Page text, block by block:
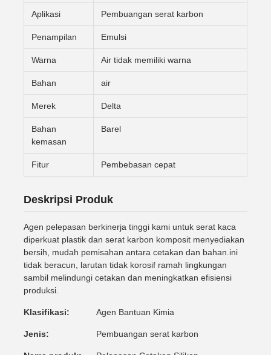
Aplikasi Pembuangan serat karbon
Penampilan Emulsi
Warna Air tidak memiliki warna
Bahan air
Merek Delta
Bahan
kemasan
Barel
Fitur Pembebasan cepat
Deskripsi Produk
Agen pelepasan berkinerja tinggi kami untuk serat kaca
diperkuat plastik dan serat karbon komposit menyediakan
bersih, mudah pemisahan antara cetakan dan bahan.ini
tidak beracun, larutan tidak korosif ramah lingkungan
sambil melindungi cetakan dan meningkatkan efisiensi
produksi.
Klasifikasi: Agen Bantuan Kimia
Jenis: Pembuangan serat karbon